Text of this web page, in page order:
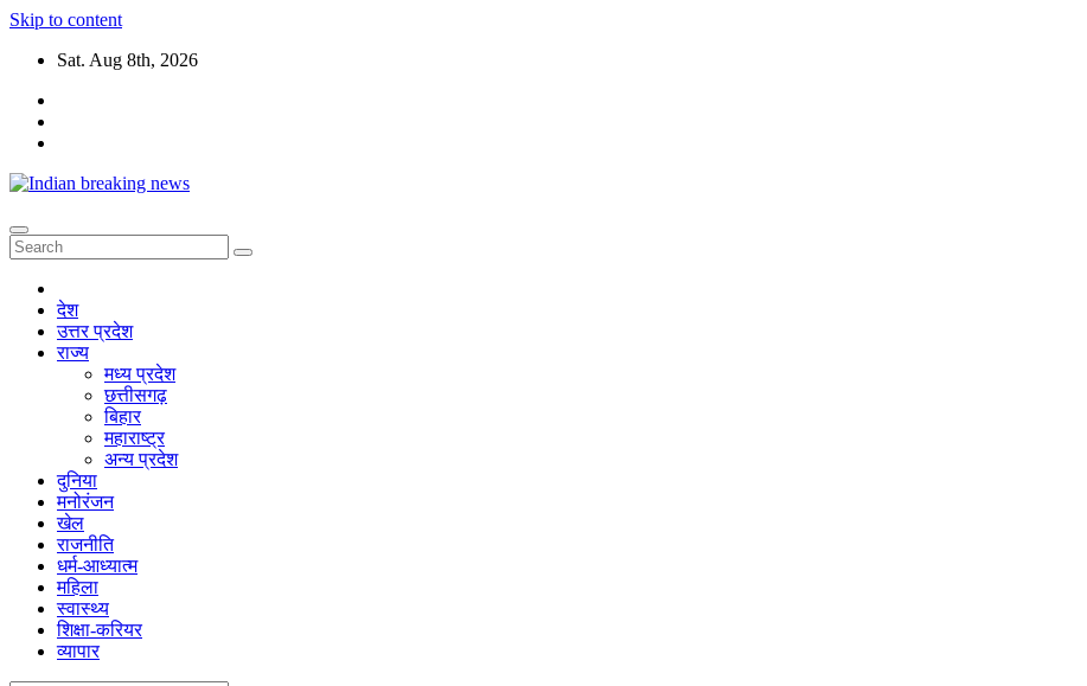
Skip to content
Sat. Aug 8th, 2026
देश
उत्तर प्रदेश
राज्य
मध्य प्रदेश
छत्तीसगढ़
बिहार
महाराष्ट्र
अन्य प्रदेश
दुनिया
मनोरंजन
खेल
राजनीति
धर्म-आध्यात्म
महिला
स्वास्थ्य
शिक्षा-करियर
व्यापार